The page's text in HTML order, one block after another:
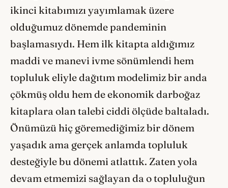
ikinci kitabımızı yayımlamak üzere
olduğumuz dönemde pandeminin
başlamasıydı. Hem ilk kitapta aldığımız
maddi ve manevi ivme sönümlendi hem
topluluk eliyle dağıtım modelimiz bir anda
çökmüş oldu hem de ekonomik darboğaz
kitaplara olan talebi ciddi ölçüde baltaladı.
Önümüzü hiç göremediğimiz bir dönem
yaşadık ama gerçek anlamda topluluk
desteğiyle bu dönemi atlattık. Zaten yola
devam etmemizi sağlayan da o topluluğun